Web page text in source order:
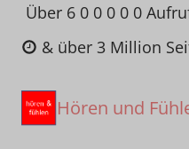
Zum
Inhalt
springen
Über 6 0 0 0 0 0
& über 3 Million
Hören und